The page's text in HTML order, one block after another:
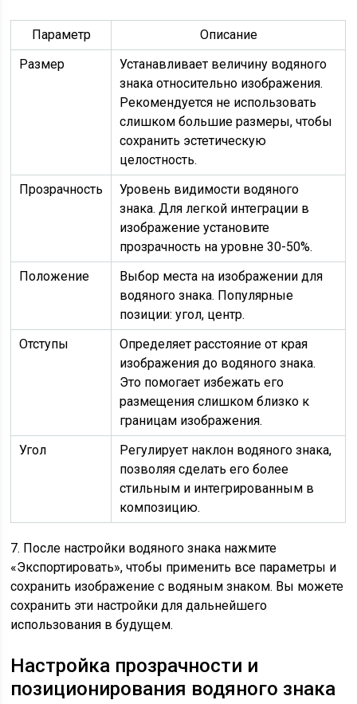
Параметр
Описание
Размер
Устанавливает величину водяного
знака относительно изображения.
Рекомендуется не использовать
слишком большие размеры, чтобы
сохранить эстетическую
целостность.
Прозрачность
Уровень видимости водяного
знака. Для легкой интеграции в
изображение установите
прозрачность на уровне 30-50%.
Положение
Выбор места на изображении для
водяного знака. Популярные
позиции: угол, центр.
Отступы
Определяет расстояние от края
изображения до водяного знака.
Это помогает избежать его
размещения слишком близко к
границам изображения.
Угол
Регулирует наклон водяного знака,
позволяя сделать его более
стильным и интегрированным в
композицию.
7. После настройки водяного знака нажмите
«Экспортировать», чтобы применить все параметры и
сохранить изображение с водяным знаком. Вы можете
сохранить эти настройки для дальнейшего
использования в будущем.
Настройка прозрачности и
позиционирования водяного знака